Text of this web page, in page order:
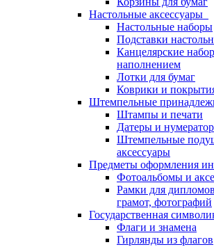
Настольные аксессуары
Настольные наборы
Подставки
Канцелярские
наполнением
Лотки для бумаг
Коврики и
Штемпельные
Штампы и печати
Датеры и
Штемпельные
аксессуары
Предметы оформления
Фотоальбомы и
Рамки для
грамот, фотографий
Государственная
Флаги и знамена
Гирлянды из флагов